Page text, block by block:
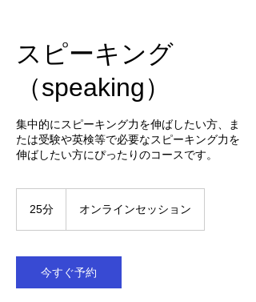
スピーキング
（speaking）
集中的にスピーキング力を伸ばしたい方、ま
たは受験や英検等で必要なスピーキング力を
伸ばしたい方にぴったりのコースです。
25分 オンラインセッション
今すぐ予約